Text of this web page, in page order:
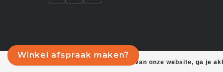
Winkel afspraak maken?
Door het gebruiken van onze website, ga je